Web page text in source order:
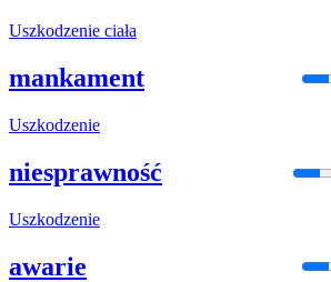
Uszkodzenie ciała
mankament
Uszkodzenie
niesprawność
Uszkodzenie
awarie